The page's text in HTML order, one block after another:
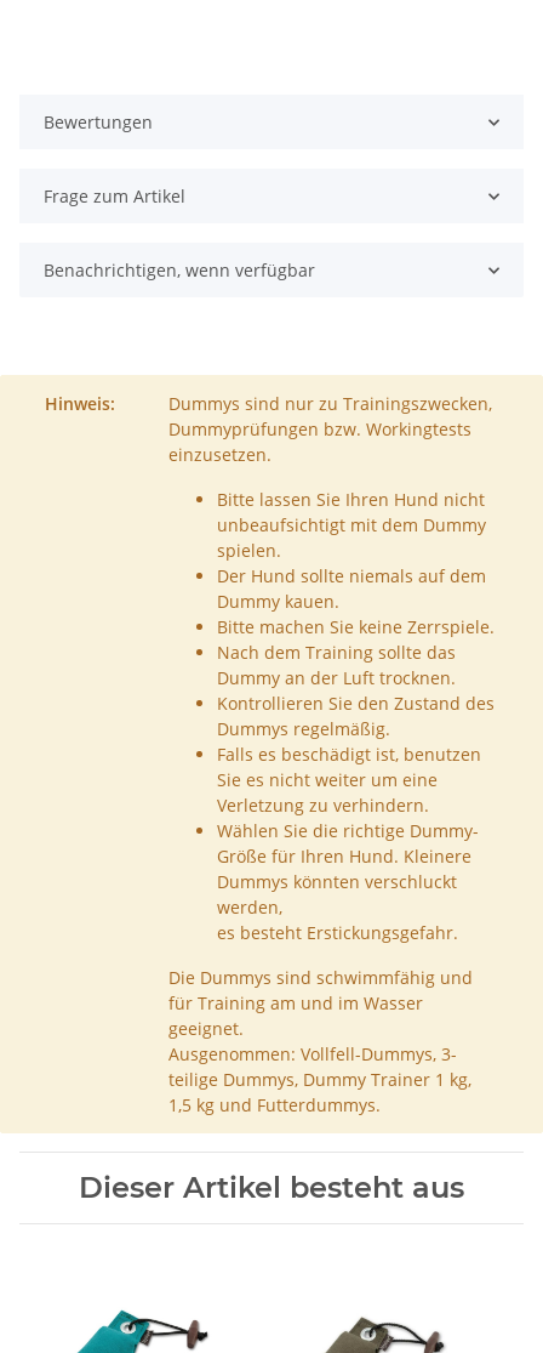
Bewertungen
Frage zum Artikel
Benachrichtigen, wenn verfügbar
Hinweis:
Dummys sind nur zu Trainingszwecken,
Dummyprüfungen bzw. Workingtests
einzusetzen.
Bitte lassen Sie Ihren Hund nicht
unbeaufsichtigt mit dem Dummy
spielen.
Der Hund sollte niemals auf dem
Dummy kauen.
Bitte machen Sie keine Zerrspiele.
Nach dem Training sollte das
Dummy an der Luft trocknen.
Kontrollieren Sie den Zustand des
Dummys regelmäßig.
Falls es beschädigt ist, benutzen
Sie es nicht weiter um eine
Verletzung zu verhindern.
Wählen Sie die richtige Dummy-
Größe für Ihren Hund. Kleinere
Dummys könnten verschluckt
werden,
es besteht Erstickungsgefahr.
Die Dummys sind schwimmfähig und
für Training am und im Wasser
geeignet.
Ausgenommen: Vollfell-Dummys, 3-
teilige Dummys, Dummy Trainer 1 kg,
1,5 kg und Futterdummys.
Dieser Artikel besteht aus